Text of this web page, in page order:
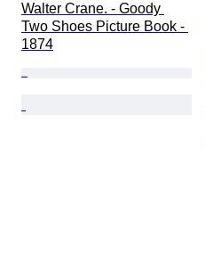
Walter Crane. - Goody
Two Shoes Picture Book -
1874